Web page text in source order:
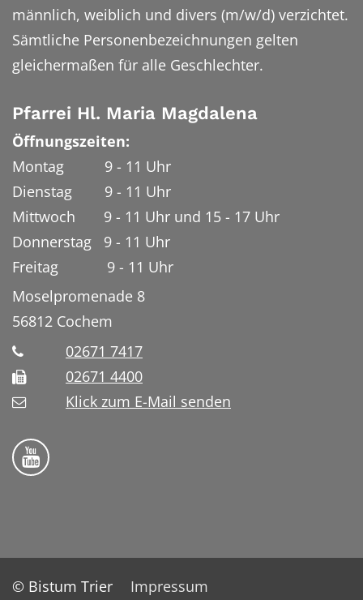
männlich, weiblich und divers (m/w/d) verzichtet.
Sämtliche Personenbezeichnungen gelten
gleichermaßen für alle Geschlechter.
Pfarrei Hl. Maria Magdalena
Öffnungszeiten:
Montag 9 - 11 Uhr
Dienstag 9 - 11 Uhr
Mittwoch 9 - 11 Uhr und 15 - 17 Uhr
Donnerstag 9 - 11 Uhr
Freitag 9 - 11 Uhr
Moselpromenade 8
56812 Cochem
02671 7417
02671 4400
Klick zum E-Mail senden
Bistum Trier auf YouTube
© Bistum Trier
Impressum